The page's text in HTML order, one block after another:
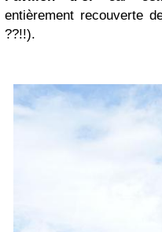
entièrement recouverte
??!!).